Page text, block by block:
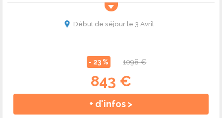
Début de séjour le 3 Avril
- 23 % 1098 €
843 €
+ d'infos >